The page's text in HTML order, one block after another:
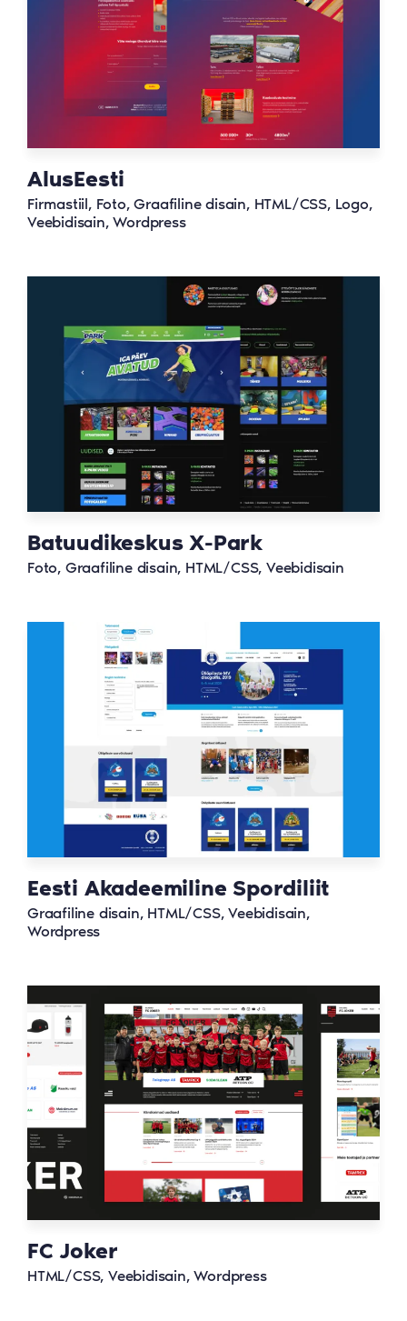
AlusEesti
Firmastiil, Foto, Graafiline disain, HTML/CSS, Logo,
Veebidisain, Wordpress
Batuudikeskus X-Park
Foto, Graafiline disain, HTML/CSS, Veebidisain
Eesti Akadeemiline Spordiliit
Graafiline disain, HTML/CSS, Veebidisain,
Wordpress
FC Joker
HTML/CSS, Veebidisain, Wordpress